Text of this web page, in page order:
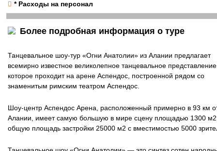
* Расходы на персонал
Более подробная информация о туре
Танцевальное шоу-тур «Огни Анатолии» из Алании предлагает
всемирно известное великолепное танцевальное
которое проходит на арене Аспендос, построенной рядом со
знаменитым римским театром Аспендос.
Шоу-центр Аспендос Арена, расположенный примерно в 93 км
Алании, имеет самую большую в мире сцену площадью 1300
общую площадь застройки 25000 м2 с вместимостью 5000